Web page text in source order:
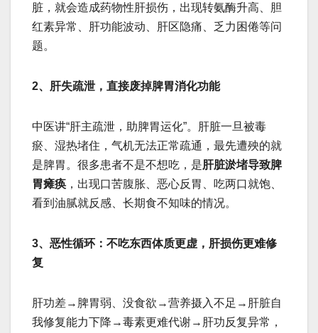
脏，就会造成药物性肝损伤，出现转氨酶升高、胆
红素异常、肝功能波动、肝区隐痛、乏力困倦等问
题。
2、肝失疏泄，直接废掉脾胃消化功能
中医讲“肝主疏泄，助脾胃运化”。肝脏一旦被毒
瘀、湿热堵住，气机无法正常疏通，最先遭殃的就
是脾胃。很多患者不是不想吃，是肝脏淤堵导致脾
胃瘫痪 ，出现口苦腹胀、恶心反胃、吃两口就饱、
看到油腻就反感、长期食不知味的情况。
3、恶性循环：不吃东西体质更虚，肝损伤更难修
复
肝功差→脾胃弱、没食欲→营养摄入不足→肝脏自
我修复能力下降→毒素更难代谢→肝功反复异常，